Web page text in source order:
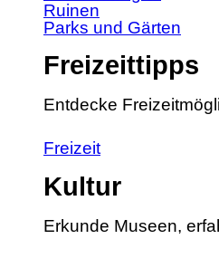
Ruinen
Parks und Gärten
Freizeittipps
Entdecke
Freizeit
Kultur
Erkunde Museen,